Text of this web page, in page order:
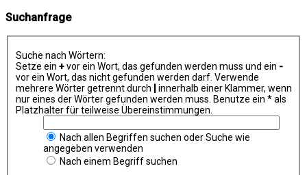
Suchanfrage
Suche nach Wörtern:
Setze ein +vor ein Wort, das gefunden werden muss und ein -
vor ein Wort, das nicht gefunden werden darf. Verwende
mehrere Wörter getrennt durch
innerhalb einer Klammer, wenn
nur eines der Wörter gefunden werden muss. Benutze ein * als
Platzhalter für teilweise Übereinstimmungen.
Nach allen Begriffen suchen oder Suche wie
angegeben verwenden
Nach einem Begriff suchen